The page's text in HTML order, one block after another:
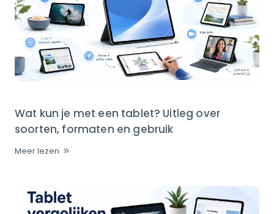
Wat kun je met een tablet? Uitleg over
soorten, formaten en gebruik
Meer lezen